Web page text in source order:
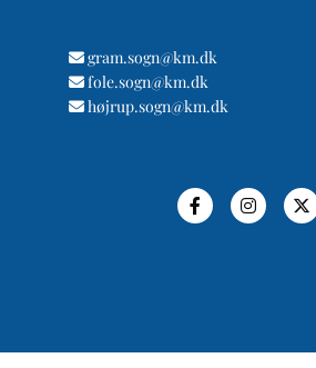
 gram.sogn@km.dk
 fole.sogn@km.dk
 højrup.sogn@km.dk